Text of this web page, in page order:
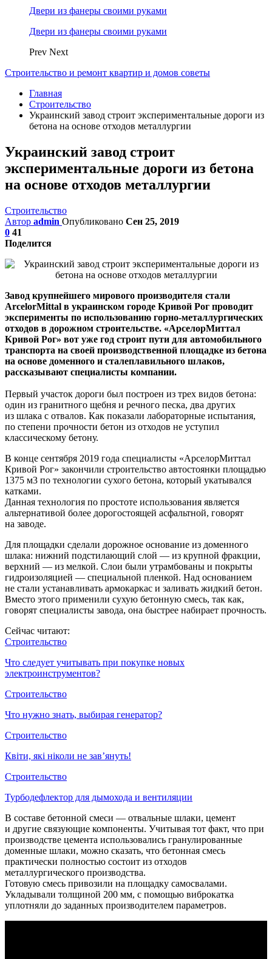
Двери из фанеры своими руками
Двери из фанеры своими руками
Prev Next
Строительство и ремонт квартир и домов советы
Главная
Строительство
Украинский завод строит экспериментальные дороги из
бетона на основе отходов металлургии
Украинский завод строит
экспериментальные дороги из бетона
на основе отходов металлургии
Строительство
Автор admin Опубликовано Сен 25, 2019
0 41
Поделится
Завод крупнейшего мирового производителя стали
ArcelorMittal в украинском городе Кривой Рог проводит
эксперименты по использованию горно-металлургических
отходов в дорожном строительстве. «АрселорМиттал
Кривой Рог» вот уже год строит пути для автомобильного
транспорта на своей производственной площадке из бетона
на основе доменного и сталеплавильного шлаков,
рассказывают специалисты компании.
Первый участок дороги был построен из трех видов бетона:
один из гранитного щебня и речного песка, два других
из шлака с отвалов. Как показали лабораторные испытания,
по степени прочности бетон из отходов не уступил
классическому бетону.
В конце сентября 2019 года специалисты «АрселорМиттал
Кривой Рог» закончили строительство автостоянки площадью
1375 м3 по технологии сухого бетона, который укатывался
катками.
Данная технология по простоте использования является
альтернативой более дорогостоящей асфальтной, говорят
на заводе.
Для площадки сделали дорожное основание из доменного
шлака: нижний подстилающий слой — из крупной фракции,
верхний — из мелкой. Слои были утрамбованы и покрыты
гидроизоляцией — специальной пленкой. Над основанием
не стали устанавливать армокаркас и заливать жидкий бетон.
Вместо этого применили сухую бетонную смесь, так как,
говорят специалисты завода, она быстрее набирает прочность.
Сейчас читают:
Строительство
Что следует учитывать при покупке новых
электроинструментов?
Строительство
Что нужно знать, выбирая генератор?
Строительство
Квіти, які ніколи не зав’януть!
Строительство
Турбодефлектор для дымохода и вентиляции
В составе бетонной смеси — отвальные шлаки, цемент
и другие связующие компоненты. Учитывая тот факт, что при
производстве цемента использовались гранулированные
доменные шлаки, можно сказать, что бетонная смесь
практически полностью состоит из отходов
металлургического производства.
Готовую смесь привозили на площадку самосвалами.
Укладывали толщиной 200 мм, с помощью виброкатка
уплотняли до заданных производителем параметров.